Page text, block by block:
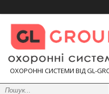
ОХОРОННІ СИСТЕМИ ВІД GL-